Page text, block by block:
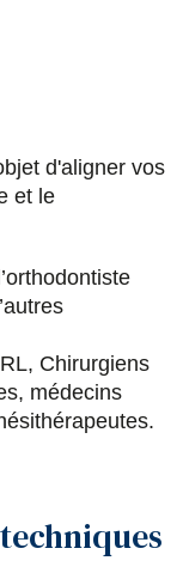
d'aligner vos
et le
Chirurgiens
médecins